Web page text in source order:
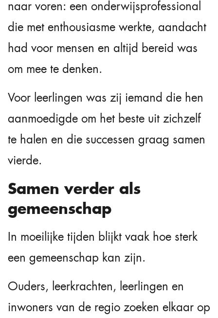
naar voren: een onderwijsprofessional
die met enthousiasme werkte, aandacht
had voor mensen en altijd bereid was
om mee te denken.
Voor leerlingen was zij iemand die hen
aanmoedigde om het beste uit zichzelf
te halen en die successen graag samen
vierde.
Samen verder als
gemeenschap
In moeilijke tijden blijkt vaak hoe sterk
een gemeenschap kan zijn.
Ouders, leerkrachten, leerlingen en
inwoners van de regio zoeken elkaar op